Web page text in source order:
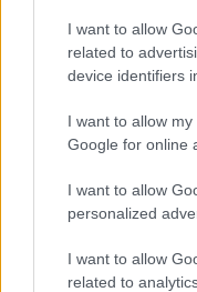
I want to allow
related to
device identifiers
I want to allow
Google for online
I want to allow
personalized
I want to allow
related to
A klasszikus
klippel és dallal